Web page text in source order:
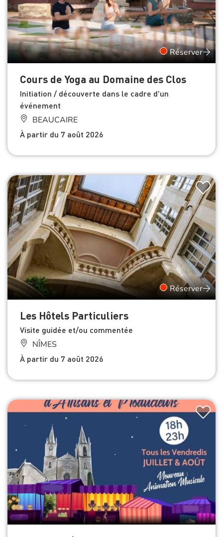
Réserver
Cours de Yoga au Domaine des Clos
Initiation / découverte dans le cadre d'un
événement
BEAUCAIRE
À partir du 7 août 2026
Réserver
Les Hôtels Particuliers
Visite guidée et/ou commentée
NÎMES
À partir du 7 août 2026